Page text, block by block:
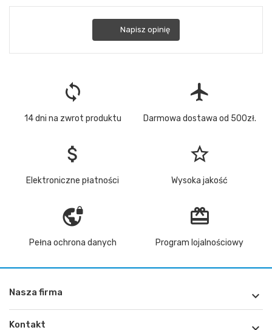
Napisz opinię
loop
14 dni na zwrot produktu
flight
Darmowa dostawa od 500zł.
attach_money
Elektroniczne płatności
star_border
Wysoka jakość
vpn_lock
Pełna ochrona danych
redeem
Program lojalnościowy
Nasza firma 
Kontakt